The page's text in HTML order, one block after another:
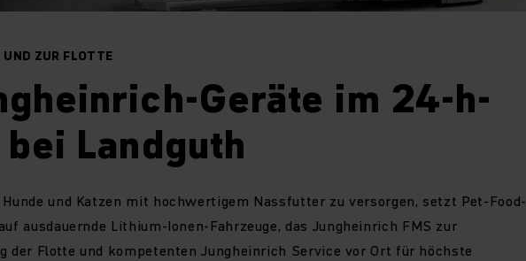
ZUR FLOTTE
Geräte im 24-h-
Landguth
und Katzen mit hochwertigem Nassfutter zu versorgen, setzt Pet-Food-
ausdauernde Lithium-Ionen-Fahrzeuge, das Jungheinrich FMS zur
der Flotte und kompetenten Jungheinrich Service vor Ort für höchste